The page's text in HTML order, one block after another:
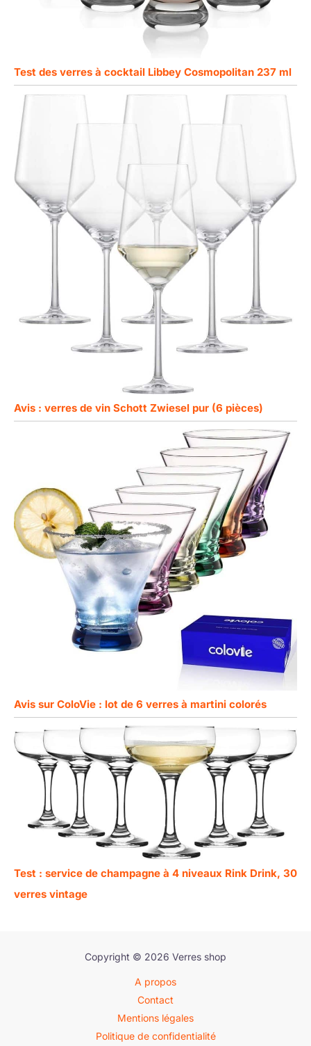
Test des verres à cocktail Libbey Cosmopolitan 237 ml
Avis : verres de vin Schott Zwiesel pur (6 pièces)
Avis sur ColoVie : lot de 6 verres à martini colorés
Test : service de champagne à 4 niveaux Rink Drink, 30
verres vintage
Copyright © 2026 Verres shop
A propos
Contact
Mentions légales
Politique de confidentialité